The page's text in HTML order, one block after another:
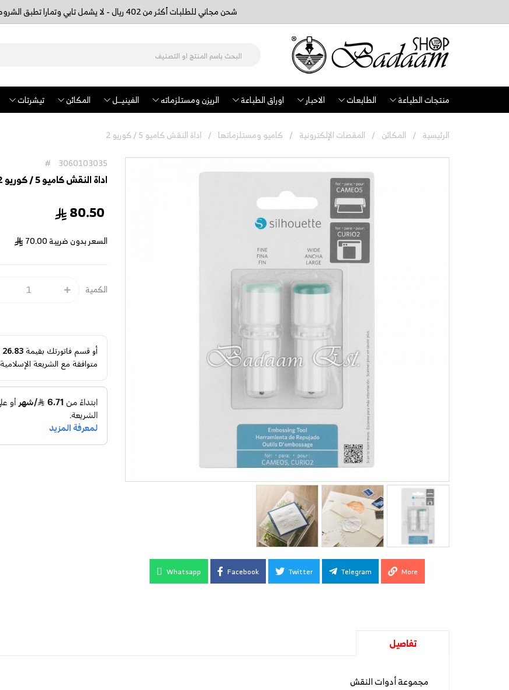
شحن مجاني للطلبات أكثر من 402 ريال - لا يشمل تابي وتمارا تطبق الشروط
منتجات الطباعة الطابعات الاحبار اوراق الطباعة الريزن ومستلزماته الفينيــل المكائن تيشرتات
الرئيسية المكائن المقصات الإلكترونية كاميو ومستلزماتها اداة النقش كاميو 5 / كوريو 2
Whatsapp Facebook Twitter Telegram More
3060103035
#
اداة النقش كاميو 5 / كوريو 2
80.50
السعر بدون ضريبة70.00
الكمية
أو قسم فاتورتك بقيمة26.83 ر.س
متوافقة مع الشريعة الإسلامية
تفاصيل
مجموعة أدوات النقش